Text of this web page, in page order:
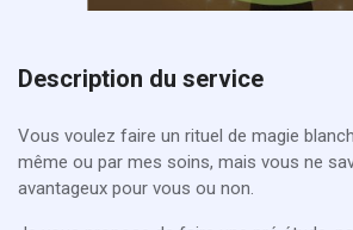
Description du service
Vous voulez faire un rituel de magie
même ou par mes soins, mais vous ne
avantageux pour vous ou non.